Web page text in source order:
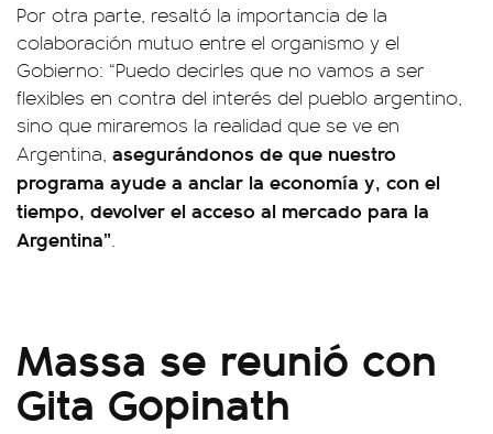
Por otra parte, resaltó la importancia de la
colaboración mutuo entre el organismo y el
Gobierno: “Puedo decirles que no vamos a ser
flexibles en contra del interés del pueblo argentino,
sino que miraremos la realidad que se ve en
Argentina, asegurándonos de que nuestro
programa ayude a anclar la economía y, con el
tiempo, devolver el acceso al mercado para la
Argentina”.
Massa se reunió con
Gita Gopinath